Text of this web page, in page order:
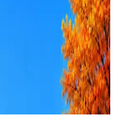
позиции, вилка, каналы
600+ источников
писем